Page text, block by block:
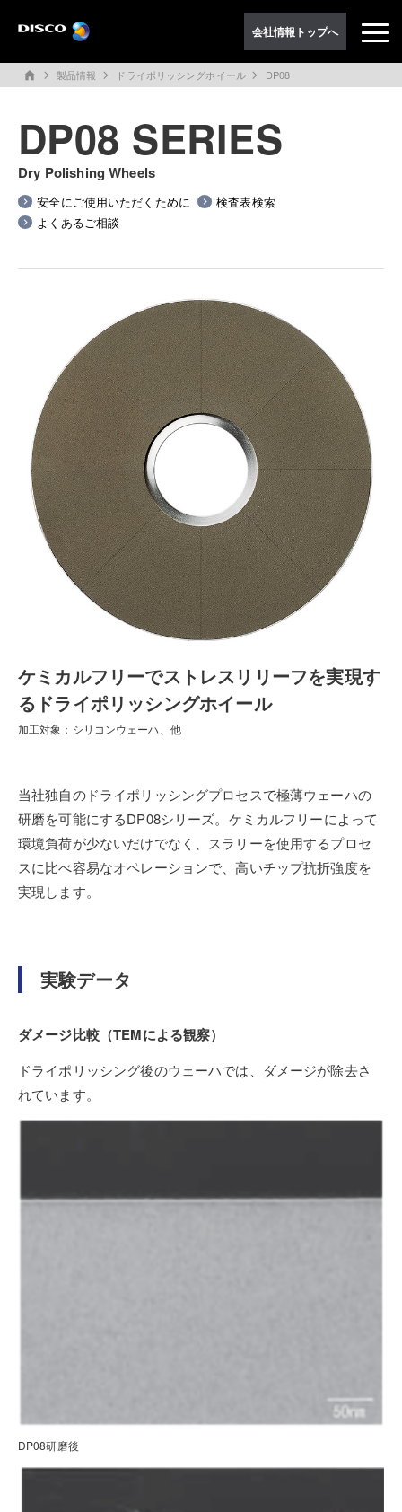
会社情報トップへ
home 製品情報 ドライポリッシングホイール DP08
DP08 SERIES
Dry Polishing Wheels
安全にご使用いただくために
検査表検索
よくあるご相談
ケミカルフリーでストレスリリーフを実現す
るドライポリッシングホイール
加工対象：シリコンウェーハ、他
当社独自のドライポリッシングプロセスで極薄ウェーハの
研磨を可能にするDP08シリーズ。ケミカルフリーによって
環境負荷が少ないだけでなく、スラリーを使用するプロセ
スに比べ容易なオペレーションで、高いチップ抗折強度を
実現します。
実験データ
ダメージ比較（TEMによる観察）
ドライポリッシング後のウェーハでは、ダメージが除去さ
れています。
DP08研磨後